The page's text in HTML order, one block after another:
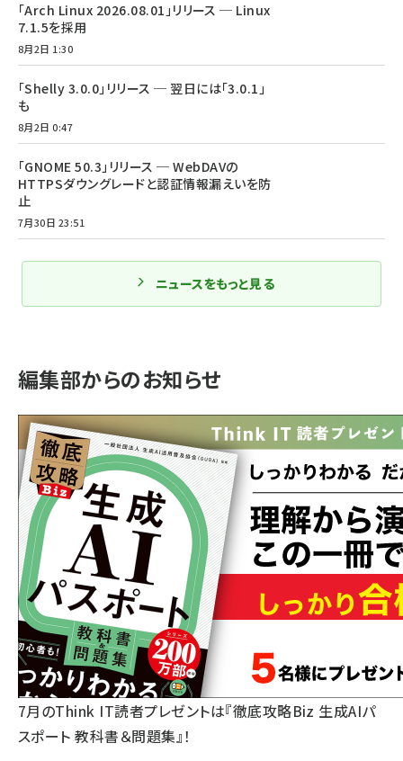
「Arch Linux 2026.08.01」リリース ─ Linux
7.1.5を採用
8月2日 1:30
「Shelly 3.0.0」リリース ─ 翌日には「3.0.1」
も
8月2日 0:47
「GNOME 50.3」リリース ─ WebDAVの
HTTPSダウングレードと認証情報漏えいを防
止
7月30日 23:51
ニュースをもっと見る
編集部からのお知らせ
7月のThink IT読者プレゼントは『徹底攻略Biz 生成AIパ
スポート 教科書＆問題集』！